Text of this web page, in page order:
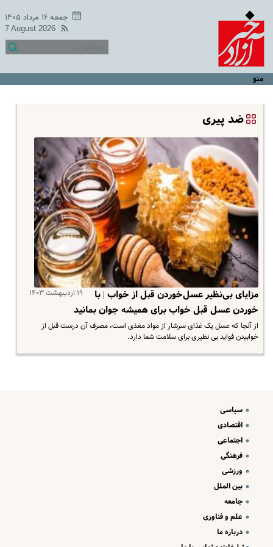
جمعه ۱۶ مرداد ۱۴۰۵
7 August 2026
منو
ضد پیری
۱۹ اردیبهشت ۱۴۰۳
مزایای بی‌نظیر عسل‌خوردن قبل از خواب | با
خوردن عسل قبل خواب برای همیشه جوان بمانید
از آنجا که عسل یک غذای سرشار از مواد مغذی است، مصرف آن درست قبل از
خوابیدن فواید بی نظیری برای سلامت شما دارد.
سیاسی
اقتصادی
اجتماعی
فرهنگی
ورزشی
بین الملل
جامعه
علم و فناوری
درباره ما